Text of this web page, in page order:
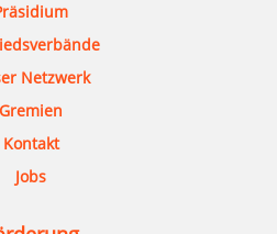
Netzwerk
Gremien
Kontakt
Jobs